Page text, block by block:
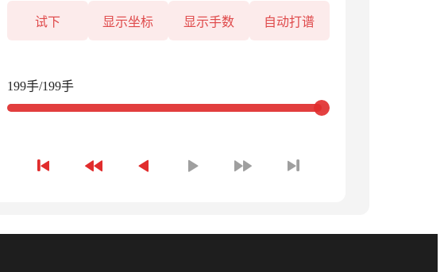
试下 显示坐标 显示手数 自动打谱
199手/199手